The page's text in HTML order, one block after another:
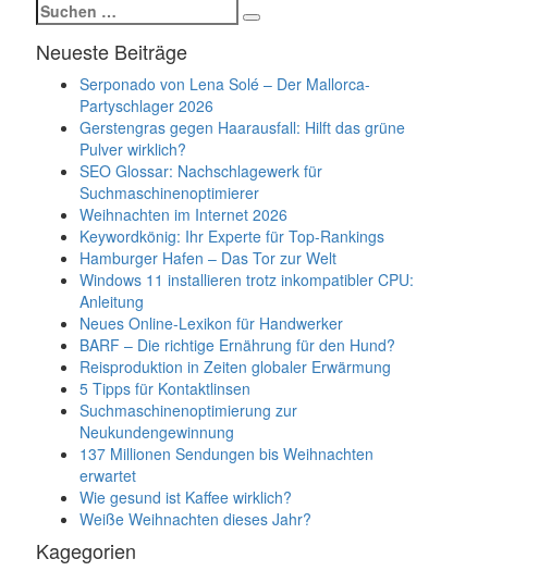
Suchen
nach:
Suchen
Neueste Beiträge
Serponado von Lena Solé – Der Mallorca-
Partyschlager 2026
Gerstengras gegen Haarausfall: Hilft das grüne
Pulver wirklich?
SEO Glossar: Nachschlagewerk für
Suchmaschinenoptimierer
Weihnachten im Internet 2026
Keywordkönig: Ihr Experte für Top-Rankings
Hamburger Hafen – Das Tor zur Welt
Windows 11 installieren trotz inkompatibler CPU:
Anleitung
Neues Online-Lexikon für Handwerker
BARF – Die richtige Ernährung für den Hund?
Reisproduktion in Zeiten globaler Erwärmung
5 Tipps für Kontaktlinsen
Suchmaschinenoptimierung zur
Neukundengewinnung
137 Millionen Sendungen bis Weihnachten
erwartet
Wie gesund ist Kaffee wirklich?
Weiße Weihnachten dieses Jahr?
Kagegorien